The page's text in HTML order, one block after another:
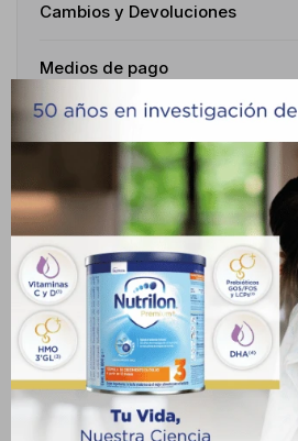
Cambios y Devoluciones
Medios de pago
Características
Venta libre
INDICACIONES TRATAMIENTO DEL
LOCALIZACIÓN CUTÁNEA, GENITAL,
HERPES ZOSTER. PROFILAXIS